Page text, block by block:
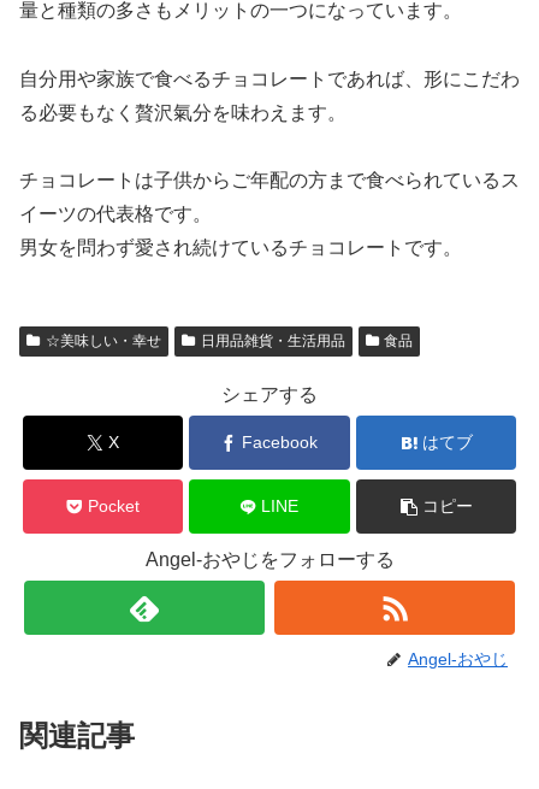
量と種類の多さもメリットの一つになっています。
自分用や家族で食べるチョコレートであれば、形にこだわ
る必要もなく贅沢氣分を味わえます。
チョコレートは子供からご年配の方まで食べられているス
イーツの代表格です。
男女を問わず愛され続けているチョコレートです。
☆美味しい・幸せ 日用品雑貨・生活用品 食品
シェアする
X Facebook はてブ
Pocket LINE コピー
Angel-おやじをフォローする
Angel-おやじ
関連記事